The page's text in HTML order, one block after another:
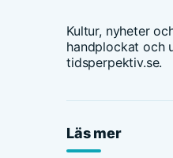
Kultur, nyheter
handplockat och
tidsperpektiv.se.
Läs mer